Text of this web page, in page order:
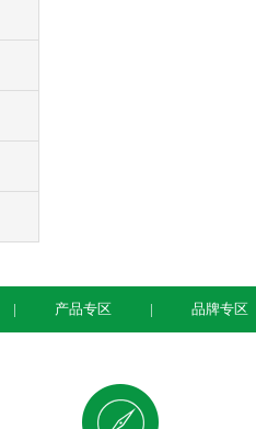
产品专区 品牌专区